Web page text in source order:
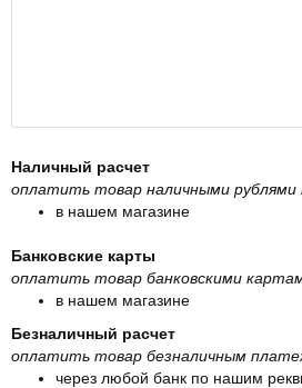
Наличный расчет
оплатить товар наличными рублями
в нашем магазине
Банковские карты
оплатить товар банковскими
в нашем магазине
Безналичный расчет
оплатить товар безналичным
через любой банк по нашим